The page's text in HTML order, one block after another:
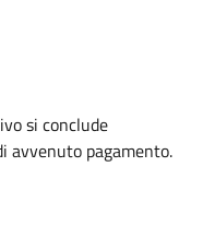
si conclude
avvenuto pagamento.